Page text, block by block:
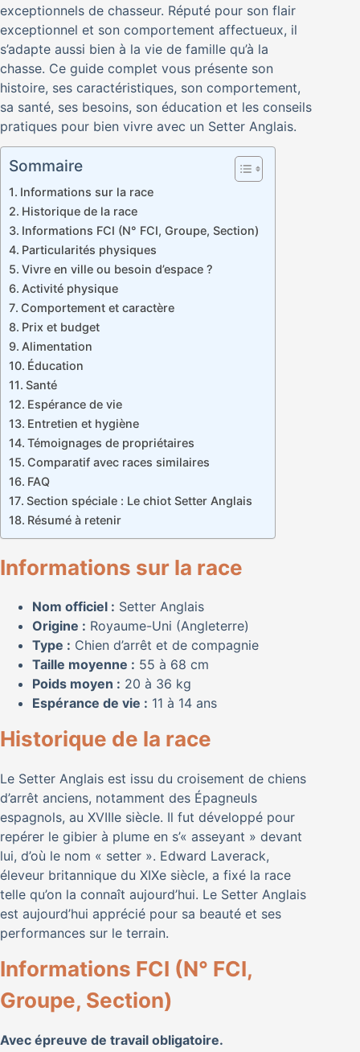
exceptionnels de chasseur. Réputé pour son flair
exceptionnel et son comportement affectueux, il
s’adapte aussi bien à la vie de famille qu’à la
chasse. Ce guide complet vous présente son
histoire, ses caractéristiques, son comportement,
sa santé, ses besoins, son éducation et les conseils
pratiques pour bien vivre avec un Setter Anglais.
Sommaire
Informations sur la race
Historique de la race
Informations FCI (N° FCI, Groupe, Section)
Particularités physiques
Vivre en ville ou besoin d’espace ?
Activité physique
Comportement et caractère
Prix et budget
Alimentation
Éducation
Santé
Espérance de vie
Entretien et hygiène
Témoignages de propriétaires
Comparatif avec races similaires
FAQ
Section spéciale : Le chiot Setter Anglais
Résumé à retenir
Informations sur la race
Nom officiel : Setter Anglais
Origine : Royaume-Uni (Angleterre)
Type : Chien d’arrêt et de compagnie
Taille moyenne : 55 à 68 cm
Poids moyen : 20 à 36 kg
Espérance de vie : 11 à 14 ans
Historique de la race
Le Setter Anglais est issu du croisement de chiens
d’arrêt anciens, notamment des Épagneuls
espagnols, au XVIIIe siècle. Il fut développé pour
repérer le gibier à plume en s’« asseyant » devant
lui, d’où le nom « setter ». Edward Laverack,
éleveur britannique du XIXe siècle, a fixé la race
telle qu’on la connaît aujourd’hui. Le Setter Anglais
est aujourd’hui apprécié pour sa beauté et ses
performances sur le terrain.
Informations FCI (N° FCI,
Groupe, Section)
Avec épreuve de travail obligatoire.